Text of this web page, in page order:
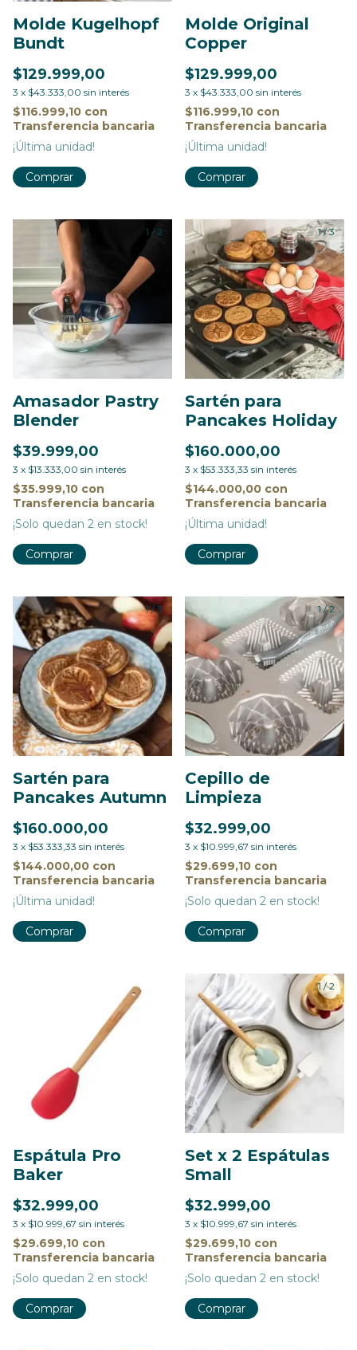
Molde Kugelhopf
Bundt
$129.999,00
3 x $43.333,00 sin interés
$116.999,10 con
Transferencia bancaria
¡Última unidad!
Molde Original
Copper
$129.999,00
3 x $43.333,00 sin interés
$116.999,10 con
Transferencia bancaria
¡Última unidad!
1 / 2
Amasador Pastry
Blender
$39.999,00
3 x $13.333,00 sin interés
$35.999,10 con
Transferencia bancaria
¡Solo quedan 2 en stock!
1/3
Sartén para
Pancakes Holiday
$160.000,00
3 x $53.333,33 sin interés
$144.000,00 con
Transferencia bancaria
¡Última unidad!
1/3
Sartén para
Pancakes Autumn
$160.000,00
3 x $53.333,33 sin interés
$144.000,00 con
Transferencia bancaria
¡Última unidad!
1/2
Cepillo de
Limpieza
$32.999,00
3 x $10.999,67 sin interés
$29.699,10 con
Transferencia bancaria
¡Solo quedan 2 en stock!
Espátula Pro
Baker
$32.999,00
3 x $10.999,67 sin interés
$29.699,10 con
Transferencia bancaria
¡Solo quedan 2 en stock!
1/2
Set x 2 Espátulas
Small
$32.999,00
3 x $10.999,67 sin interés
$29.699,10 con
Transferencia bancaria
¡Solo quedan 2 en stock!